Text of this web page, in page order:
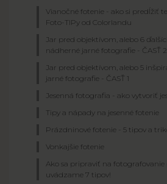
Vianočné fotenie - ako si predĺžiť
Foto-TIPy od Colorlandu
Jar pred objektívom, alebo 6
nádherné jarné fotografie - ČASŤ 2
Jar pred objektívom, alebo 5
jarné fotografie - ČASŤ 1
Jesenná fotografia - ako vytvoriť
Tipy a nápady na jesenné fotenie
Prázdninové fotenie - 5 tipov a
Vonkajšie fotenie
Ako sa pripraviť na fotografovanie
uvádzame 7 tipov!